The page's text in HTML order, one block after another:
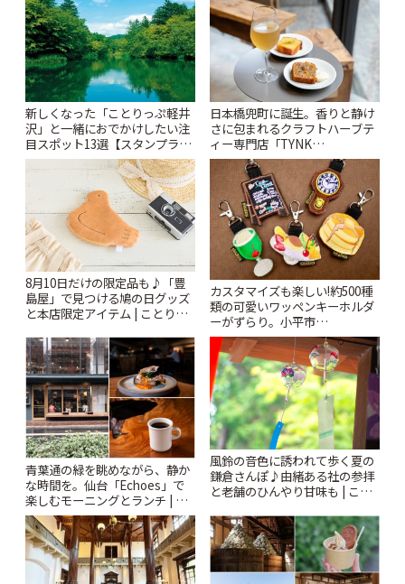
新しくなった「ことりっぷ軽井
沢」と一緒におでかけしたい注
目スポット13選【スタンプラリ
ー開催中】 | ことりっぷ
日本橋兜町に誕生。香りと静け
さに包まれるクラフトハーブテ
ィー専門店「TYNK
Kabutocho」 | ことりっぷ
8月10日だけの限定品も♪「豊
島屋」で見つける鳩の日グッズ
と本店限定アイテム | ことりっ
カスタマイズも楽しい!約500種
類の可愛いワッペンキーホルダ
ーがずらり。小平市
「Kimamaya T&K」 | ことりっ
ぷ
青葉通の緑を眺めながら、静か
な時間を。仙台「Echoes」で
楽しむモーニングとランチ | こ
とりっぷ
風鈴の音色に誘われて歩く夏の
鎌倉さんぽ♪由緒ある社の参拝
と老舗のひんやり甘味も | こと